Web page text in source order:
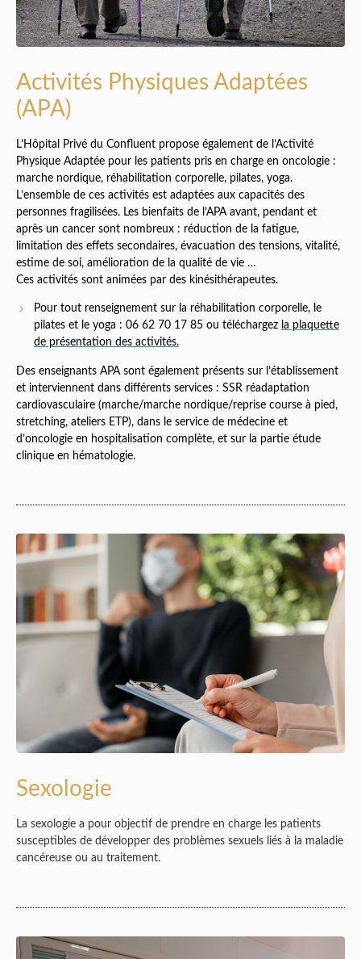
Activités Physiques Adaptées
(APA)
L’Hôpital Privé du Confluent propose également de l’Activité
Physique Adaptée pour les patients pris en charge en oncologie :
marche nordique, réhabilitation corporelle, pilates, yoga.
L’ensemble de ces activités est adaptées aux capacités des
personnes fragilisées. Les bienfaits de l’APA avant, pendant et
après un cancer sont nombreux : réduction de la fatigue,
limitation des effets secondaires, évacuation des tensions, vitalité,
estime de soi, amélioration de la qualité de vie …
Ces activités sont animées par des kinésithérapeutes.
Pour tout renseignement sur la réhabilitation corporelle, le
pilates et le yoga : 06 62 70 17 85 ou téléchargez la plaquette
de présentation des activités.
Des enseignants APA sont également présents sur l’établissement
et interviennent dans différents services : SSR réadaptation
cardiovasculaire (marche/marche nordique/reprise course à pied,
stretching, ateliers ETP), dans le service de médecine et
d’oncologie en hospitalisation complète, et sur la partie étude
clinique en hématologie.
Sexologie
La sexologie a pour objectif de prendre en charge les patients
susceptibles de développer des problèmes sexuels liés à la maladie
cancéreuse ou au traitement.